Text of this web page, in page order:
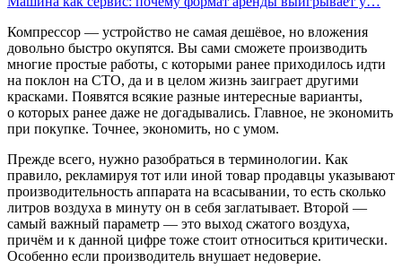
Компрессор — устройство не самая дешёвое, но вложения
довольно быстро окупятся. Вы сами сможете производить
многие простые работы, с которыми ранее приходилось идти
на поклон на СТО, да и в целом жизнь заиграет другими
красками. Появятся всякие разные интересные варианты,
о которых ранее даже не догадывались. Главное, не экономить
при покупке. Точнее, экономить, но с умом.
Прежде всего, нужно разобраться в терминологии. Как
правило, рекламируя тот или иной товар продавцы указывают
производительность аппарата на всасывании, то есть сколько
литров воздуха в минуту он в себя заглатывает. Второй —
самый важный параметр — это выход сжатого воздуха,
причём и к данной цифре тоже стоит относиться критически.
Особенно если производитель внушает недоверие.